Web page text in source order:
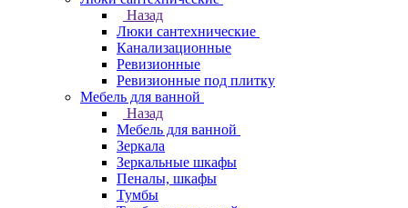
Назад
Люки сантехнические
Канализационные
Ревизионные
Ревизионные под плитку
Мебель для ванной
Назад
Мебель для ванной
Зеркала
Зеркальные шкафы
Пеналы, шкафы
Тумбы